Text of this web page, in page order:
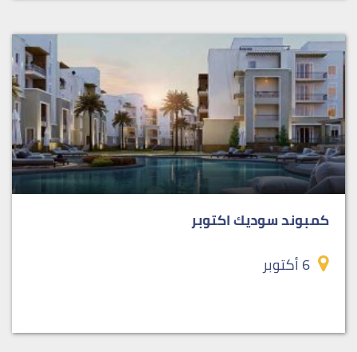
كمبوند سوديك اكتوبر
6 أكتوبر